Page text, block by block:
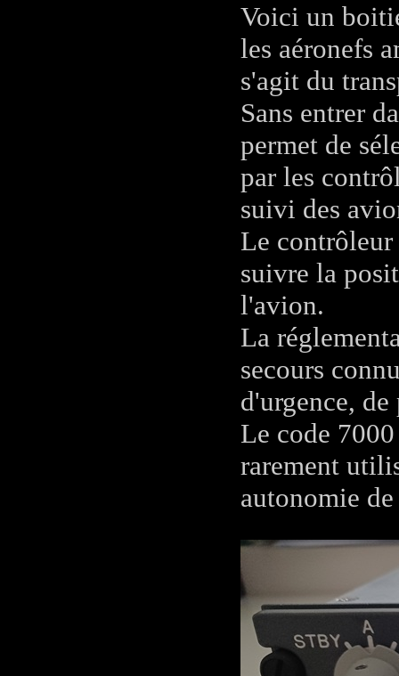
Voici un
les aéronefs
s'agit du
Sans entrer
permet de
par les
suivi des
Le contrôleur
suivre la
l'avion.
La
secours
d'urgence, de
Le code
rarement
autonomie